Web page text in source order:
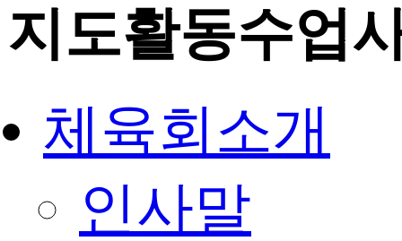
지도활동수업
체육회소개
인사말